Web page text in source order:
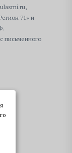
71» и
письменного